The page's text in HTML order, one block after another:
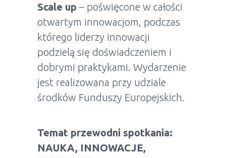
Scale up – poświęcone w całości
otwartym innowacjom, podczas
którego liderzy innowacji
podzielą się doświadczeniem i
dobrymi praktykami. Wydarzenie
jest realizowana przy udziale
środków Funduszy Europejskich.
Temat przewodni spotkania:
NAUKA, INNOWACJE,